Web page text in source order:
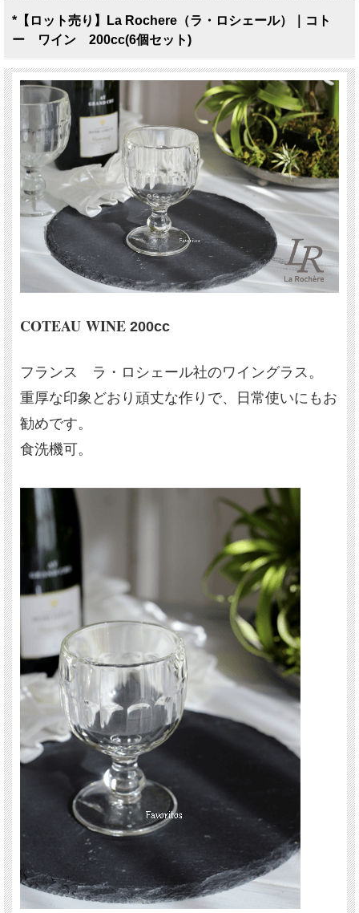
*【ロット売り】La Rochere（ラ・ロシェール）｜コト
ー ワイン 200cc(6個セット)
COTEAU WINE 200cc
フランス ラ・ロシェール社のワイングラス。
重厚な印象どおり頑丈な作りで、日常使いにもお
勧めです。
食洗機可。